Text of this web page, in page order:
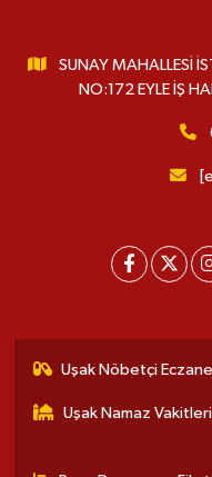
SUNAY MAHALLESİ
NO:172 EYLE İŞ
Uşak Nöbetçi
Uşak Namaz Vakitleri